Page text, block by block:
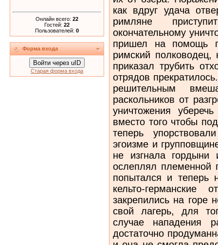
Онлайн всего: 22
Гостей: 22
Пользователей: 0
Форма входа
Войти через uID
Старая форма входа
как вдруг удача
римляне
окончательному
пришел на помощь
римский
приказал трубить
отрядов
решительным
раскольников от
уничтожения
вместо того чтобы
теперь
эгоизме и
не изгнала
ослеплял племенной
попытался и теперь
кельто-
закрепились на горе
свой лагерь, для
случае нападения
достаточно